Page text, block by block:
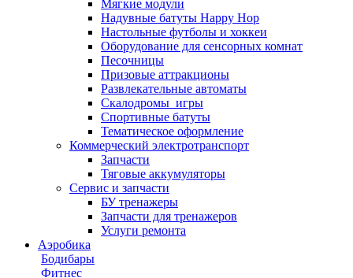
Мягкие модули
Надувные батуты Happy Hop
Настольные футболы и хоккеи
Оборудование для сенсорных комнат
Песочницы
Призовые аттракционы
Развлекательные автоматы
Скалодромы_игры
Спортивные батуты
Тематическое оформление
Коммерческий электротранспорт
Запчасти
Тяговые аккумуляторы
Сервис и запчасти
БУ тренажеры
Запчасти для тренажеров
Услуги ремонта
Аэробика
Бодибары
Фитнес